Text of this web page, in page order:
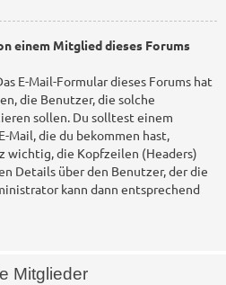
einem Mitglied dieses Forums
E-Mail-Formular dieses Forums hat
die Benutzer, die solche
sollen. Du solltest einem
die du bekommen hast,
wichtig, die Kopfzeilen (Headers)
Details über den Benutzer, der die
kann dann entsprechend
Mitglieder